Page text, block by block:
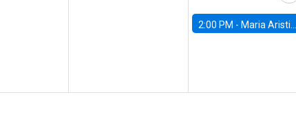
2:00 PM - Maria Aristizabal-Ramirez, FED Board